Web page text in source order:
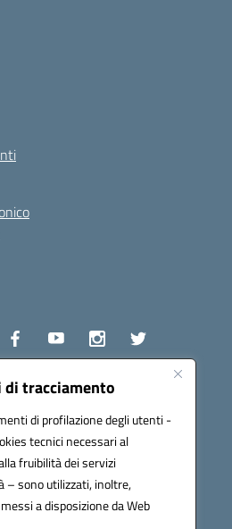
tracciamento
di profilazione degli utenti -
tecnici necessari al
fruibilità dei servizi
– sono utilizzati, inoltre,
a disposizione da Web